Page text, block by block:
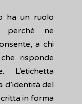
ha un ruolo
perché ne
a chi
risponde
L’etichetta
d’identità del
in forma